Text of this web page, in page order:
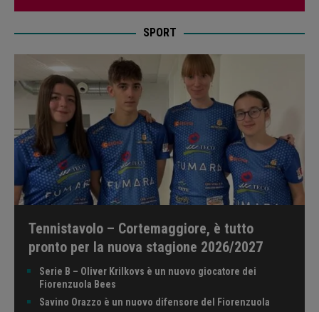
SPORT
Tennistavolo – Cortemaggiore, è tutto
pronto per la nuova stagione 2026/2027
Serie B – Oliver Krilkovs è un nuovo giocatore dei
Fiorenzuola Bees
Savino Orazzo è un nuovo difensore del Fiorenzuola